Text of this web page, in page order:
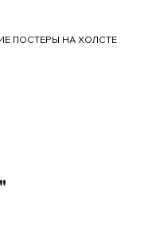
ПОСТЕРЫ НА ХОЛСТЕ